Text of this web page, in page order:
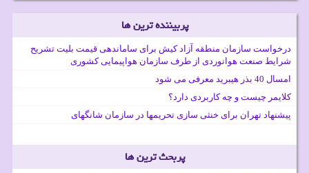
پربیننده ترین ها
درخواست سازمان منطقه آزاد کیش برای ساماندهی قیمت بلیت تشریح
شرایط صنعت هوانوردی از طرف سازمان هواپیمایی کشوری
امسال 40 بذر هیبرید معرفی می شود
کلایمر چیست و چه کاربردی دارد؟
پیشنهاد تهران برای خنثی سازی تحریمها در سازمان شانگهای
پربحث ترین ها